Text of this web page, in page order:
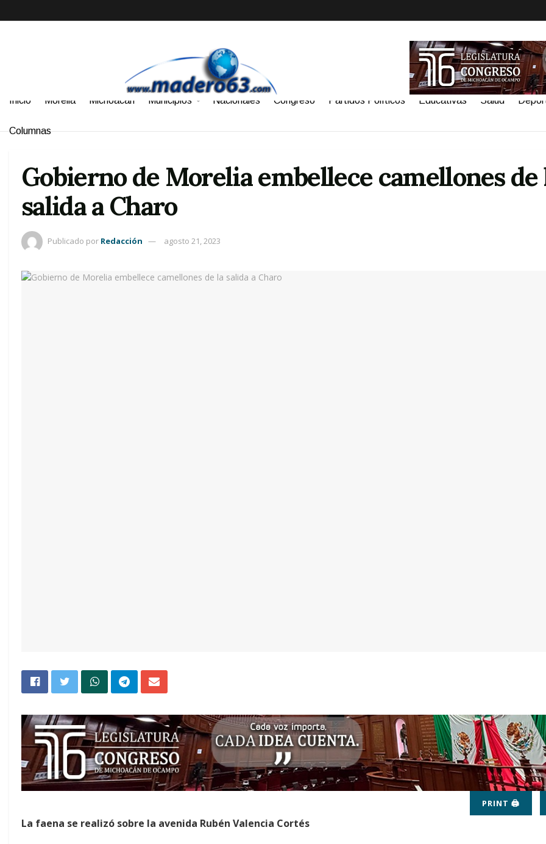
Inicio Morelia Michoacán Municipios Nacionales Congreso Partidos Políticos Educativas Salud
Columnas
Gobierno de Morelia embellece camellones de
salida a Charo
Publicado por Redacción agosto 21, 2023
PRINT 🖨
La faena se realizó sobre la avenida Rubén Valencia Cortés